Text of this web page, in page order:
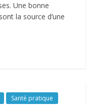
Une bonne
la source d’une
Santé pratique